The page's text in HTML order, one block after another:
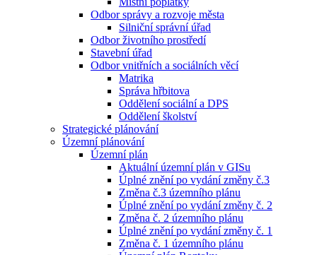
Odbor správy a rozvoje města
Silniční správní úřad
Odbor životního prostředí
Stavební úřad
Odbor vnitřních a sociálních věcí
Matrika
Správa hřbitova
Oddělení sociální a DPS
Oddělení školství
Strategické plánování
Územní plánování
Územní plán
Aktuální územní plán v GISu
Úplné znění po vydání změny č.3
Změna č.3 územního plánu
Úplné znění po vydání změny č. 2
Změna č. 2 územního plánu
Úplné znění po vydání změny č. 1
Změna č. 1 územního plánu